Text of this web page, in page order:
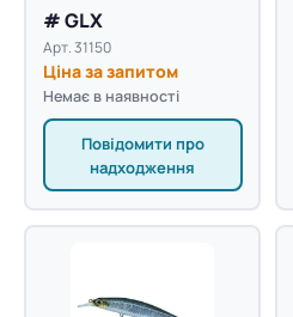
# GLX
Арт. 31150
Ціна за запитом
Немає в наявності
Повідомити про
надходження